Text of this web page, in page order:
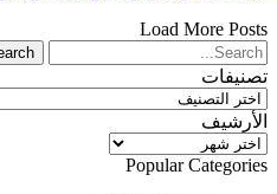
Load More Posts
تصنيفات
تصنيفات
الأرشيف
الأرشيف
Popular Categories